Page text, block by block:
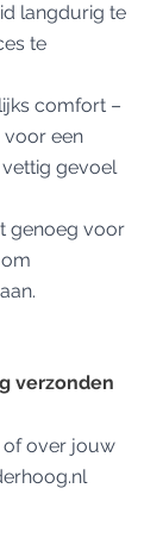
langdurig te
te
comfort –
een
gevoel
genoeg voor
verzonden
over jouw